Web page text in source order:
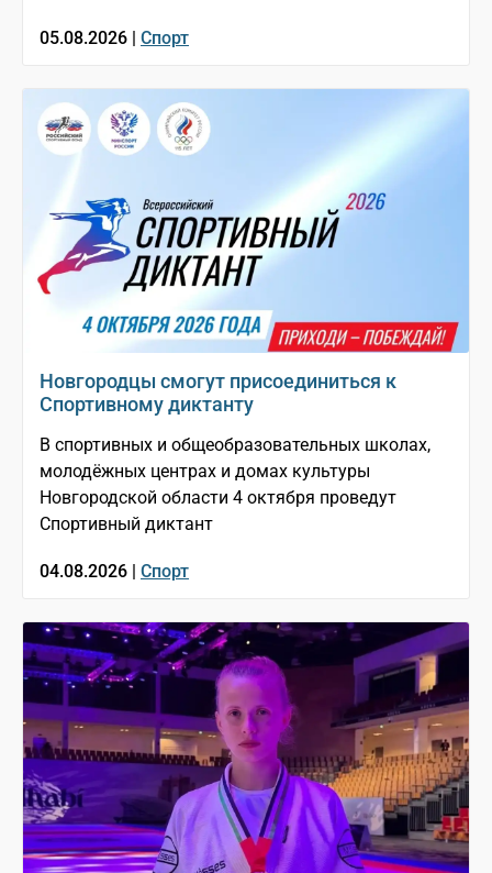
05.08.2026 | Спорт
Новгородцы смогут присоединиться к
Спортивному диктанту
В спортивных и общеобразовательных школах,
молодёжных центрах и домах культуры
Новгородской области 4 октября проведут
Спортивный диктант
04.08.2026 | Спорт